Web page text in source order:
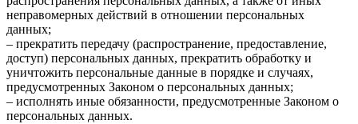
неправомерных действий в отношении персональных
данных;
– прекратить передачу (распространение, предоставление,
доступ) персональных данных, прекратить обработку и
уничтожить персональные данные в порядке и случаях,
предусмотренных Законом о персональных данных;
– исполнять иные обязанности, предусмотренные Законом о
персональных данных.